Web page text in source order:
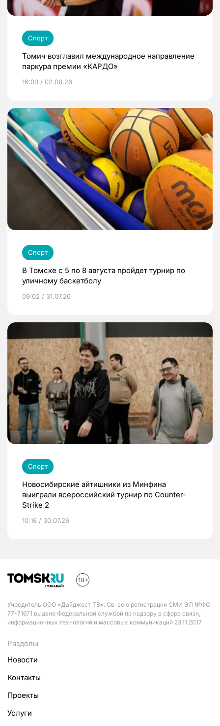
Спорт
Томич возглавил международное направление
паркура премии «КАРДО»
16:00 / 02.08.26
Спорт
В Томске с 5 по 8 августа пройдет турнир по
уличному баскетболу
09:02 / 31.07.26
Спорт
Новосибирские айтишники из Минфина
выиграли всероссийский турнир по Counter-
Strike 2
10:16 / 30.07.26
Учредитель ООО «Дайджест ТВ». Св-во о регистрации СМИ ЭЛ №ФС
77-71671 выдано Федеральной службой по надзору в сфере связи,
информационных технологий и массовых коммуникаций 23.11.2017
Разделы
Новости
Контакты
Проекты
Услуги